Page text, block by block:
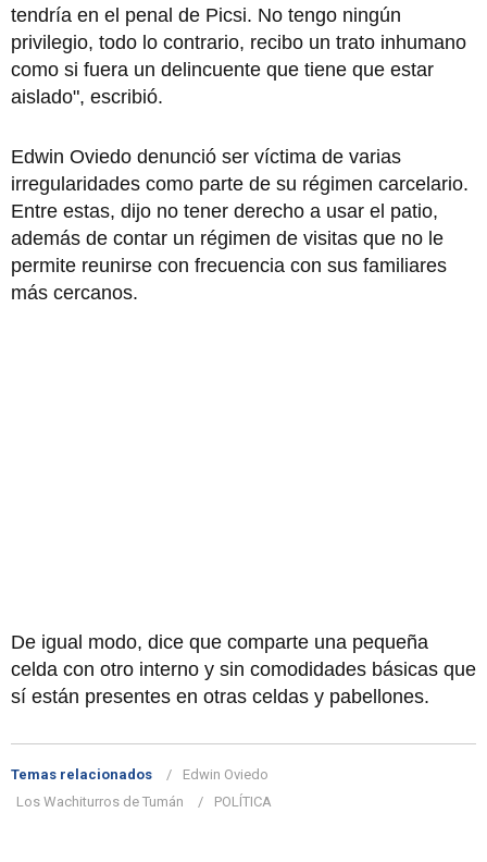
tendría en el penal de Picsi. No tengo ningún
privilegio, todo lo contrario, recibo un trato inhumano
como si fuera un delincuente que tiene que estar
aislado", escribió.
Edwin Oviedo denunció ser víctima de varias
irregularidades como parte de su régimen carcelario.
Entre estas, dijo no tener derecho a usar el patio,
además de contar un régimen de visitas que no le
permite reunirse con frecuencia con sus familiares
más cercanos.
De igual modo, dice que comparte una pequeña
celda con otro interno y sin comodidades básicas que
sí están presentes en otras celdas y pabellones.
Temas relacionados
Edwin Oviedo
Los Wachiturros de Tumán
POLÍTICA